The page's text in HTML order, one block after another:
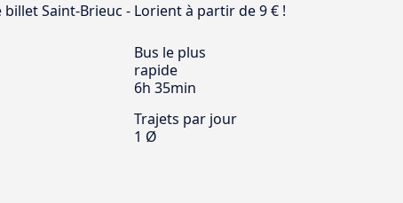
Saint-Brieuc - Lorient à partir de 9 € !
Bus le plus
rapide
6h 35min
Trajets par jour
1 Ø